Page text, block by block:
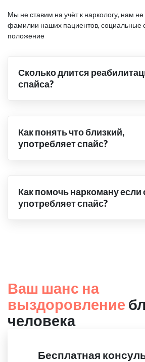
Мы не ставим на учёт к наркологу, нам
фамилии наших пациентов, социальные
положение
Сколько длится
спайса?
Как понять что близкий,
употребляет спайс?
Как помочь наркоману если
употребляет спайс?
Ваш шанс на
выздоровление
человека
Бесплатная